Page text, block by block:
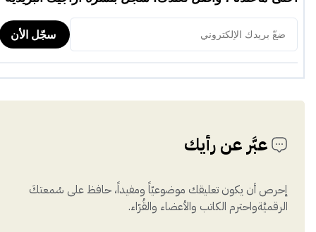
عبَّر عن رأيك
إحرص أن يكون تعليقك موضوعيّاً ومفيداً، حافظ على سُمعتكَ
الرقميَّةواحترم الكاتب والأعضاء والقُرّاء.